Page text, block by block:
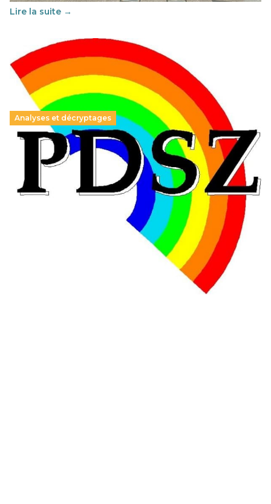
Lire la suite →
Analyses et décryptages
Hongrie : du changement pour les politiques
éducatives, aussi !
25 juin 2026
En Hongrie, le conservateur Peter Magyar et son parti
Tisza "Respect et liberté" ont remporté une large victoire,
contre le premier ministre sortant, Viktor Orban,…